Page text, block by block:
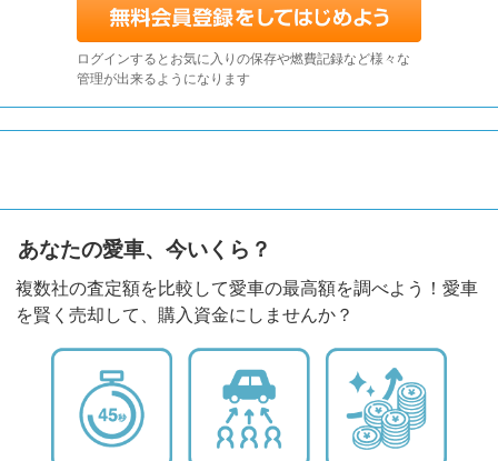
ログインするとお気に入りの保存や燃費記録など様々な
管理が出来るようになります
あなたの愛車、今いくら？
複数社の査定額を比較して愛車の最高額を調べよう！愛車
を賢く売却して、購入資金にしませんか？